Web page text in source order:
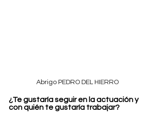
Abrigo PEDRO DEL HIERRO
¿Te gustaría seguir en la actuación y
con quién te gustaría trabajar?